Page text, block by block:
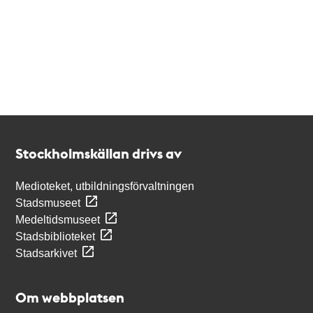
Stockholmskällan drivs av
Medioteket, utbildningsförvaltningen
Stadsmuseet
Medeltidsmuseet
Stadsbiblioteket
Stadsarkivet
Om webbplatsen